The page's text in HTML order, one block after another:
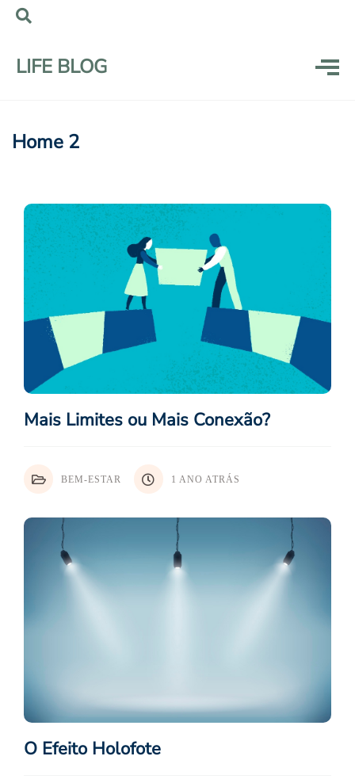
LIFE BLOG
Home 2
Mais Limites ou Mais Conexão?
BEM-ESTAR 1 ANO ATRÁS
O Efeito Holofote